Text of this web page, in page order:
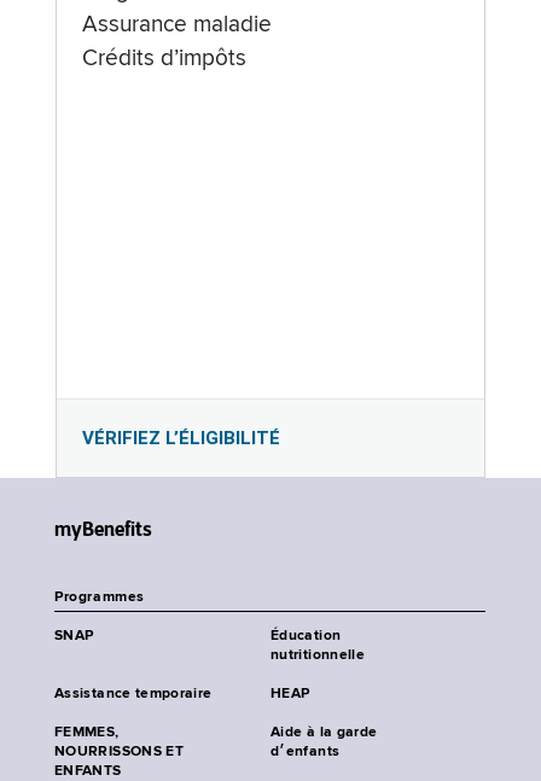
Assurance maladie
Crédits d’impôts
VÉRIFIEZ L’ÉLIGIBILITÉ
myBenefits
Programmes
SNAP
Éducation
nutritionnelle
Assistance temporaire HEAP
FEMMES,
NOURRISSONS ET
ENFANTS
Aide à la garde
d׳enfants